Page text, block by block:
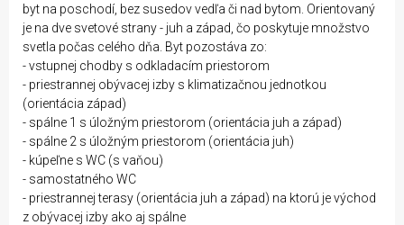
byt na poschodí, bez susedov vedľa či nad bytom. Orientovaný
je na dve svetové strany - juh a západ, čo poskytuje množstvo
svetla počas celého dňa. Byt pozostáva zo:
- vstupnej chodby s odkladacím priestorom
- priestrannej obývacej izby s klimatizačnou jednotkou
(orientácia západ)
- spálne 1 s úložným priestorom (orientácia juh a západ)
- spálne 2 s úložným priestorom (orientácia juh)
- kúpeľne s WC (s vaňou)
- samostatného WC
- priestrannej terasy (orientácia juh a západ) na ktorú je východ
z obývacej izby ako aj spálne